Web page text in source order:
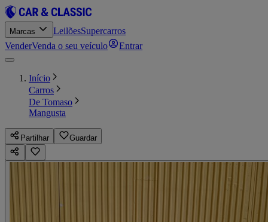
Marcas LeilõesSupercarros
VenderVenda o seu veículo Entrar
Início
Carros
De Tomaso
Mangusta
Partilhar Guardar